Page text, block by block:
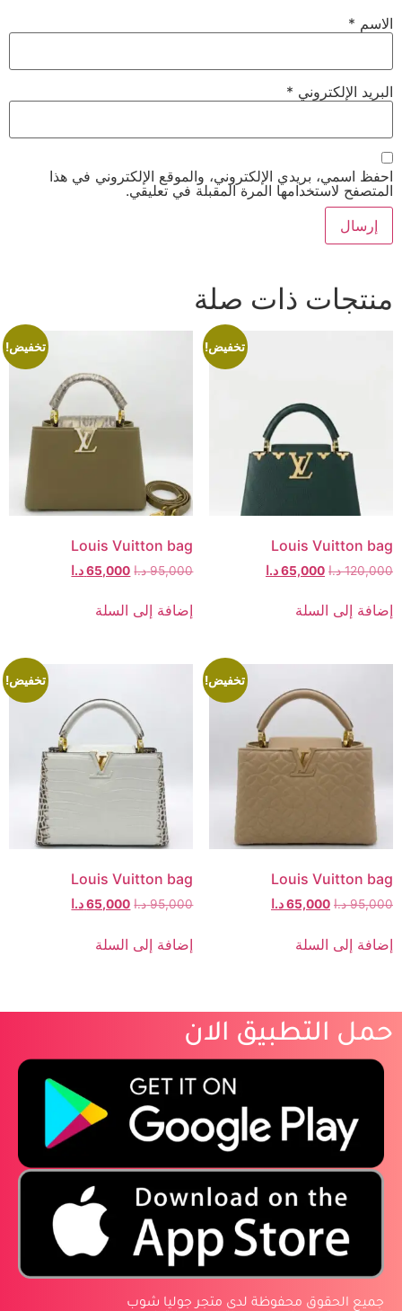
الاسم *
البريد الإلكتروني *
احفظ اسمي، بريدي الإلكتروني، والموقع الإلكتروني في هذا
المتصفح لاستخدامها المرة المقبلة في تعليقي.
منتجات ذات صلة
تخفيض!
Louis Vuitton bag
120,000 د.ا 65,000د.ا
إضافة إلى السلة
تخفيض!
Louis Vuitton bag
95,000 د.ا 65,000 د.ا
إضافة إلى السلة
تخفيض!
Louis Vuitton bag
95,000 د.ا 65,000د.ا
إضافة إلى السلة
تخفيض!
Louis Vuitton bag
95,000 د.ا 65,000 د.ا
إضافة إلى السلة
حمل التطبيق الان
‏جميع الحقوق محفوظة لدى متجر جوليا شوب